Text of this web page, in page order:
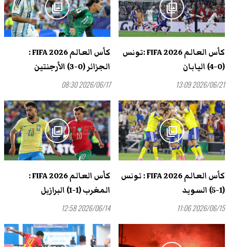
photo_library
كأس العالم FIFA 2026 :تونس
(0-4) اليابان
2026/06/21 13:09
photo_library
كأس العالم FIFA 2026 :
الجزائر (0-3) الأرجنتين
2026/06/17 08:30
photo_library
كأس العالم FIFA 2026 : تونس
(1-5) السويد
2026/06/15 11:06
photo_library
كأس العالم FIFA 2026 :
المغرب (1-1) البرازيل
2026/06/14 12:58